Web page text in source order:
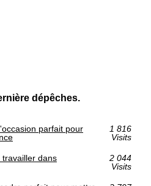
dépêches.
parfait pour
1 816
Visits
dans
2 044
Visits